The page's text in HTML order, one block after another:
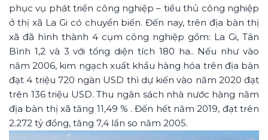
phục vụ phát triển công nghiệp – tiểu thủ công nghiệp
ở thị xã La Gi có chuyển biến. Đến nay, trên địa bàn thị
xã đã hình thành 4 cụm công nghiệp gồm: La Gi, Tân
Bình 1,2 và 3 với tổng diện tích 180 ha.. Nếu như vào
năm 2006, kim ngạch xuất khẩu hàng hóa trên địa bàn
đạt 4 triệu 720 ngàn USD thì dự kiến vào năm 2020 đạt
trên 136 triệu USD. Thu ngân sách nhà nước hàng năm
địa bàn thị xã tăng 11,49 % . Đến hết năm 2019, đạt trên
2.272 tỷ đồng, tăng 7,4 lẩn so năm 2005.